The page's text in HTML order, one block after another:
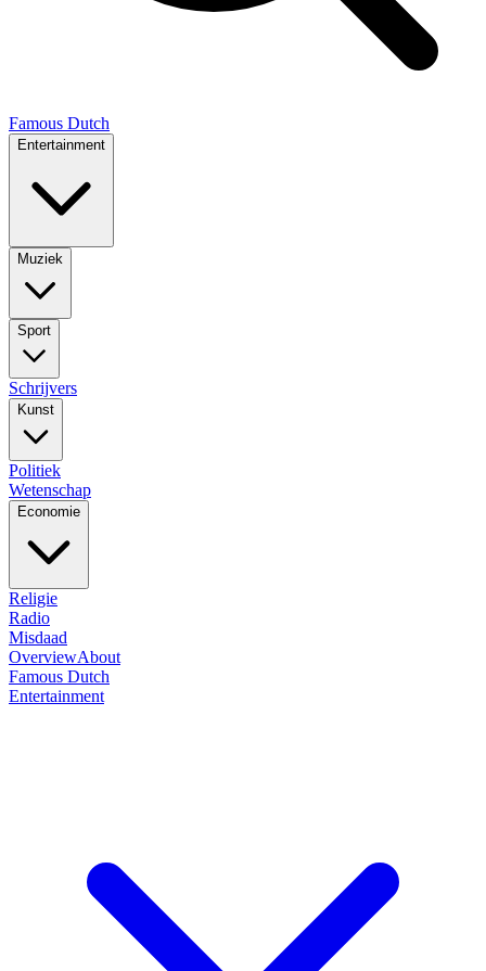
Famous Dutch
Entertainment
Muziek
Sport
Schrijvers
Kunst
Politiek
Wetenschap
Economie
Religie
Radio
Misdaad
OverviewAbout
Famous Dutch
Entertainment